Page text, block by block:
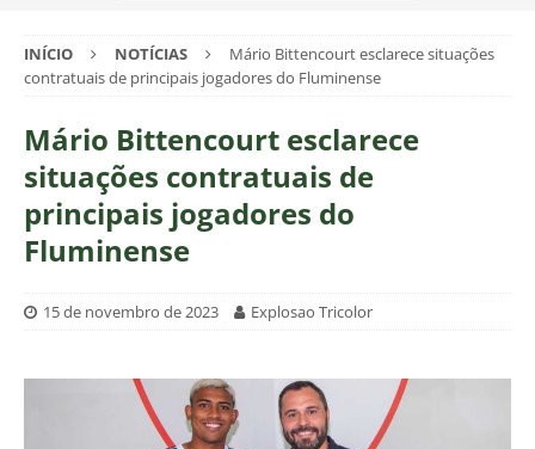
INÍCIO NOTÍCIAS
Mário Bittencourt esclarece situações
contratuais de principais jogadores do Fluminense
Mário Bittencourt esclarece
situações contratuais de
principais jogadores do
Fluminense
15 de novembro de 2023 Explosao Tricolor